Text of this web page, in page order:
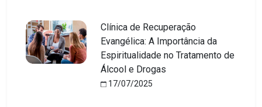
Clínica de Recuperação
Evangélica: A Importância da
Espiritualidade no Tratamento de
Álcool e Drogas
17/07/2025